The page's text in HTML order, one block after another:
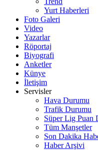
Yurt Haberleri
Foto Galeri
Video
Yazarlar
Röportaj
Biyografi
Anketler
Künye
İletişim
Servisler
Hava Durumu
Trafik Durumu
Süper Lig Puan
Tüm Manşetler
Son Dakika
Haber Arşivi